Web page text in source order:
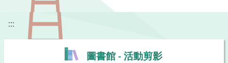
:::
圖書館 - 活動剪影